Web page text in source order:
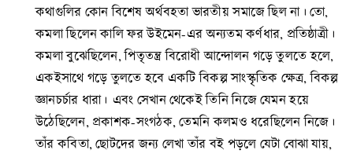
কথাগুলির কোন বিশেষ অর্থবহতা ভারতীয় সমাজে ছিল না। তো,
কমলা ছিলেন কালি ফর উইমেন-এর অন্যতম কর্ণধার, প্রতিষ্ঠাত্রী।
কমলা বুঝেছিলেন, পিতৃতন্ত্র বিরোধী আন্দোলন গড়ে তুলতে হলে,
একইসাথে গড়ে তুলতে হবে একটি বিকল্প সাংস্কৃতিক ক্ষেত্র, বিকল্প
জ্ঞানচর্চার ধারা। এবং সেখান থেকেই তিনি নিজে যেমন হয়ে
উঠেছিলেন, প্রকাশক-সংগঠক, তেমনি কলমও ধরেছিলেন নিজে।
তাঁর কবিতা, ছোটদের জন্য লেখা তাঁর বই পড়লে যেটা বোঝা যায়,